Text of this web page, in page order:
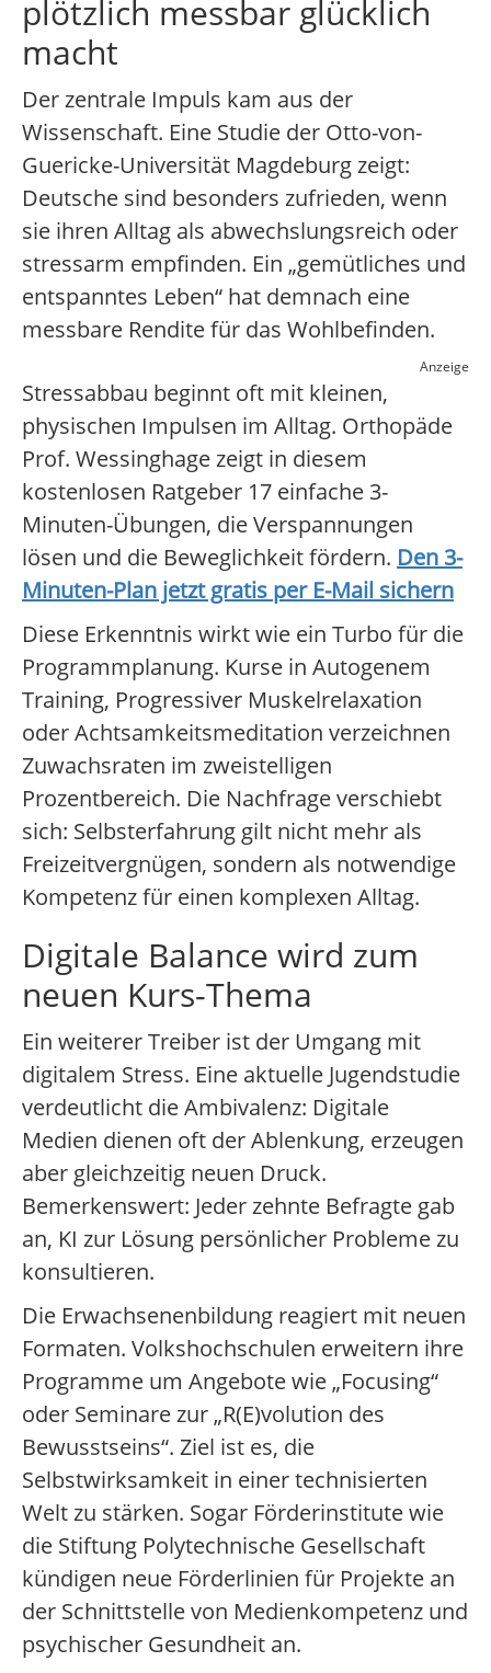
plötzlich messbar glücklich
macht
Der zentrale Impuls kam aus der
Wissenschaft. Eine Studie der Otto-von-
Guericke-Universität Magdeburg zeigt:
Deutsche sind besonders zufrieden, wenn
sie ihren Alltag als abwechslungsreich oder
stressarm empfinden. Ein „gemütliches und
entspanntes Leben“ hat demnach eine
messbare Rendite für das Wohlbefinden.
Anzeige
Stressabbau beginnt oft mit kleinen,
physischen Impulsen im Alltag. Orthopäde
Prof. Wessinghage zeigt in diesem
kostenlosen Ratgeber 17 einfache 3-
Minuten-Übungen, die Verspannungen
lösen und die Beweglichkeit fördern. Den 3-
Minuten-Plan jetzt gratis per E-Mail sichern
Diese Erkenntnis wirkt wie ein Turbo für die
Programmplanung. Kurse in Autogenem
Training, Progressiver Muskelrelaxation
oder Achtsamkeitsmeditation verzeichnen
Zuwachsraten im zweistelligen
Prozentbereich. Die Nachfrage verschiebt
sich: Selbsterfahrung gilt nicht mehr als
Freizeitvergnügen, sondern als notwendige
Kompetenz für einen komplexen Alltag.
Digitale Balance wird zum
neuen Kurs-Thema
Ein weiterer Treiber ist der Umgang mit
digitalem Stress. Eine aktuelle Jugendstudie
verdeutlicht die Ambivalenz: Digitale
Medien dienen oft der Ablenkung, erzeugen
aber gleichzeitig neuen Druck.
Bemerkenswert: Jeder zehnte Befragte gab
an, KI zur Lösung persönlicher Probleme zu
konsultieren.
Die Erwachsenenbildung reagiert mit neuen
Formaten. Volkshochschulen erweitern ihre
Programme um Angebote wie „Focusing“
oder Seminare zur „R(E)volution des
Bewusstseins“. Ziel ist es, die
Selbstwirksamkeit in einer technisierten
Welt zu stärken. Sogar Förderinstitute wie
die Stiftung Polytechnische Gesellschaft
kündigen neue Förderlinien für Projekte an
der Schnittstelle von Medienkompetenz und
psychischer Gesundheit an.